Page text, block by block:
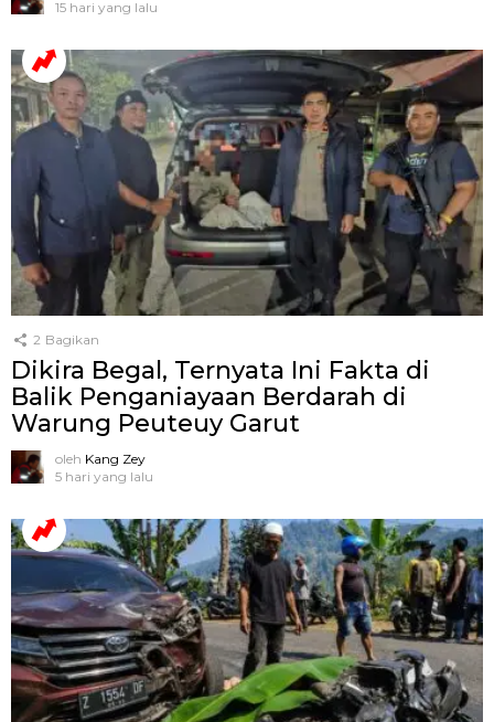
15 hari yang lalu
2 Bagikan
Dikira Begal, Ternyata Ini Fakta di
Balik Penganiayaan Berdarah di
Warung Peuteuy Garut
oleh Kang Zey
5 hari yang lalu